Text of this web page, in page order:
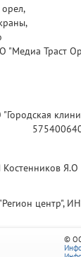
"Медиа Траст
Костенников
центр",
©